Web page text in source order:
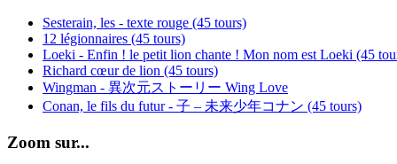
Sesterain, les - texte rouge (45 tours)
12 légionnaires (45 tours)
Loeki - Enfin ! le petit lion chante ! Mon nom est Loeki (45
Richard cœur de lion (45 tours)
Wingman - 異次元ストーリー Wing Love
Conan, le fils du futur - 子 – 未来少年コナン (45 tours)
Zoom sur...